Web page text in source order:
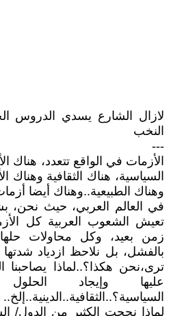
لازال الشارع يسدي الدروس
النخب
---
الأزمات في الواقع تتعدد، هناك
السياسية، هناك الثقافية وهناك
وهناك الطبيعية..وهناك أيضا
في العالم العربي، حيث نحن،
تعيش الشعوب العربية كل
زمن بعيد، وكل محاولات
بالفشل، بل نلاحظ ازدياد شدتها
ترى،نحن هكذا؟..لماذا يصاحبنا
عليها وإيجاد الحلول
السياسية؟..الثقافية..الدينية..إلخ..
لماذا نجحت الكثير من